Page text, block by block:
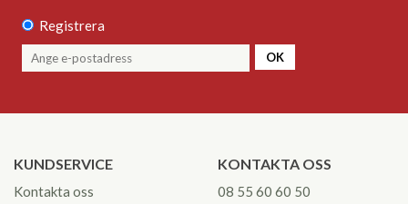
Registrera
OK
KUNDSERVICE
Kontakta oss
KONTAKTA OSS
08 55 60 60 50